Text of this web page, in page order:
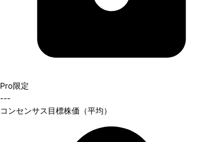
Pro限定
---
コンセンサス目標株価（平均）